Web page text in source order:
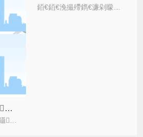
鐜╁叿闃蹭吉鏍囩鐨勫簲鐢紝鑹ソ鐨勬彁鍗囦簡娑堣垂浣撻獙 聽